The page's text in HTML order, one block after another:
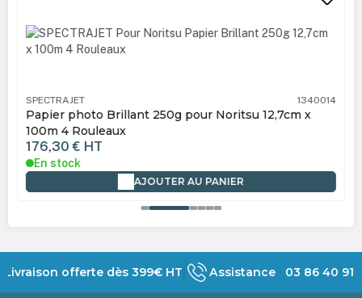
SPECTRAJET 1340014
Papier photo Brillant 250g pour Noritsu 12,7cm x
100m 4 Rouleaux
176,30 € HT
En stock
AJOUTER AU PANIER
Livraison offerte dès 399€ HT Assistance 03 86 40 91